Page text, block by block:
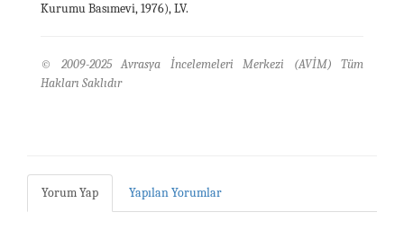
Kurumu Basımevi, 1976), LV.
© 2009-2025 Avrasya İncelemeleri Merkezi (AVİM) Tüm
Hakları Saklıdır
Yorum Yap Yapılan Yorumlar